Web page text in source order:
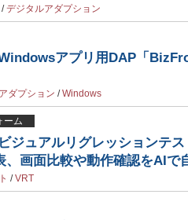
/デジタルアダプション
アプリ用DAP「
ダプション /Windows
ーム
ジュアルリグレッションテ
、画面比較や動作確認をAIで
/VRT